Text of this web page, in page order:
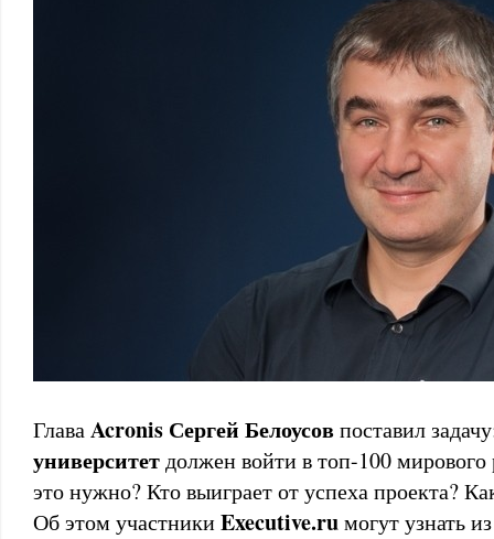
ГлаваAcronis Сергей Белоусовпоставил
университетдолжен войти в топ-100 мирового
это нужно? Кто выиграет от успеха проекта?
Об этом участникиExecutive.ruмогут узнать